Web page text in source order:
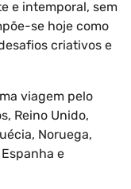
e intemporal, sem
se hoje como
criativos e
viagem pelo
Reino Unido,
Noruega,
e